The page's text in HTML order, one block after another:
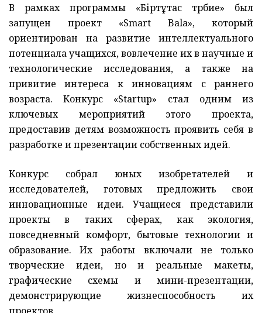
В рамках программы «Біртұтас тәрбие» был
запущен проект «Smart Bala», который
ориентирован на развитие интеллектуального
потенциала учащихся, вовлечение их в научные и
технологические исследования, а также на
привитие интереса к инновациям с раннего
возраста. Конкурс «Startup» стал одним из
ключевых мероприятий этого проекта,
предоставив детям возможность проявить себя в
разработке и презентации собственных идей.
Конкурс собрал юных изобретателей и
исследователей, готовых предложить свои
инновационные идеи. Учащиеся представили
проекты в таких сферах, как экология,
повседневный комфорт, бытовые технологии и
образование. Их работы включали не только
творческие идеи, но и реальные макеты,
графические схемы и мини-презентации,
демонстрирующие жизнеспособность их